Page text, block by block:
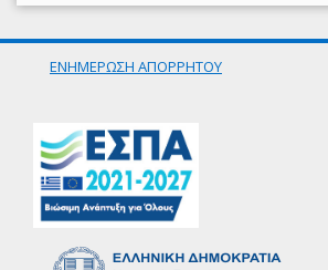
ΕΝΗΜΕΡΩΣΗ ΑΠΟΡΡΗΤΟΥ